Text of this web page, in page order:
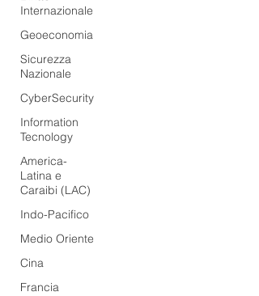
Internazionale
Geoeconomia
Sicurezza
Nazionale
CyberSecurity
Information
Tecnology
America-
Latina e
Caraibi (LAC)
Indo-Pacifico
Medio Oriente
Cina
Francia